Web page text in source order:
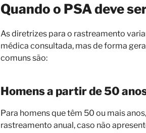
Quando o PSA deve
As diretrizes para o rastreamento
médica consultada, mas de forma
comuns são:
Homens a partir de 50
Para homens que têm 50 ou mais
rastreamento anual, caso não